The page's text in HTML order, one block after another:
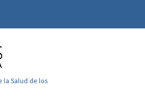
la Salud de los